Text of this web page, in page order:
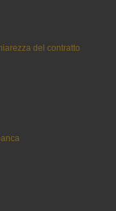
del contratto